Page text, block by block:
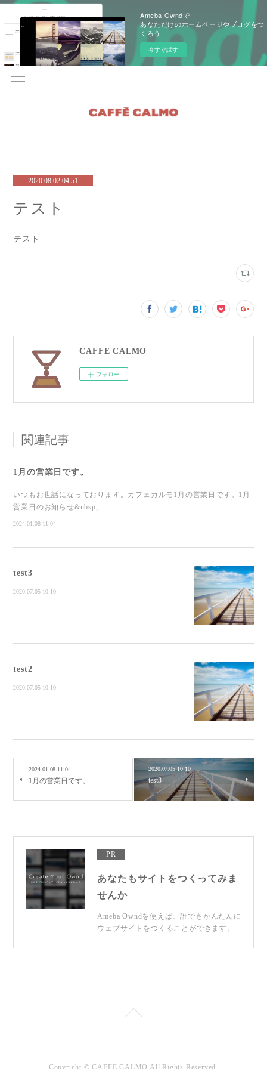
Ameba Owndで
あなただけのホームページやブログをつ
くろう
今すぐ試す
2020.08.02 04:51
テスト
テスト
CAFFE CALMO
フォロー
関連記事
1月の営業日です。
いつもお世話になっております。カフェカルモ1月の営業日です。1月
営業日のお知らせ&nbsp;
2024.01.08 11:04
test3
2020.07.05 10:10
test2
2020.07.05 10:10
2024.01.08 11:04
1月の営業日です。
2020.07.05 10:10
test3
PR
あなたもサイトをつくってみま
せんか
Ameba Owndを使えば、誰でもかんたんに
ウェブサイトをつくることができます。